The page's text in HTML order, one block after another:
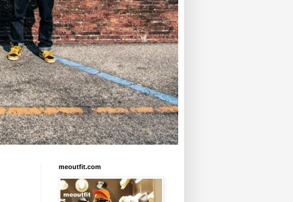
meoutfit.com